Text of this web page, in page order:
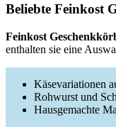
Beliebte Feinkost
Feinkost
enthalten sie eine
Käsevariationen
Rohwurst und
Hausgemachte